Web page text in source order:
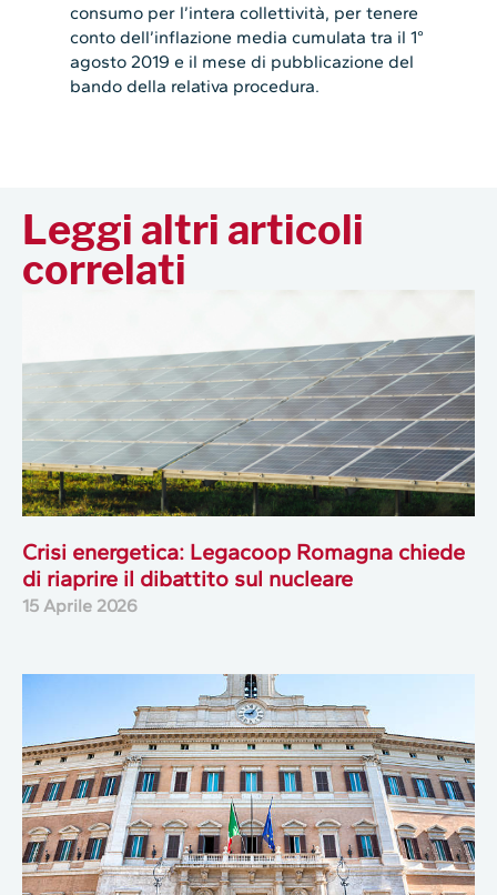
consumo per l’intera collettività, per tenere
conto dell’inflazione media cumulata tra il 1°
agosto 2019 e il mese di pubblicazione del
bando della relativa procedura.
Leggi altri articoli
correlati
Crisi energetica: Legacoop Romagna chiede
di riaprire il dibattito sul nucleare
15 Aprile 2026